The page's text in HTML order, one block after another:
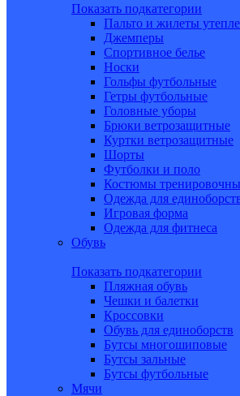
Показать подкатегории
Пальто и жилеты
Джемперы
Спортивное белье
Носки
Гольфы футбольные
Гетры футбольные
Головные уборы
Брюки ветрозащитные
Куртки ветрозащитные
Шорты
Футболки и поло
Костюмы
Одежда для
Игровая форма
Одежда для фитнеса
Обувь
Показать подкатегории
Пляжная обувь
Чешки и балетки
Кроссовки
Обувь для единоборств
Бутсы многошиповые
Бутсы зальные
Бутсы футбольные
Мячи